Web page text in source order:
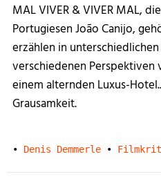
MAL VIVER & VIVER MAL,
Portugiesen João Canijo,
erzählen in
verschiedenen Perspektiven
einem alternden Luxus-
Grausamkeit.
• Denis Demmerle •